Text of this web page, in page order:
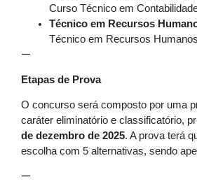
Curso Técnico em
Técnico em Recursos
Técnico em Recursos
—
Etapas de Prova
O concurso será composto por uma
caráter eliminatório e classificatório,
de dezembro de 2025. A prova terá
escolha com 5 alternativas, sendo
—